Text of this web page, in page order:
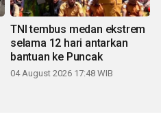
TNI tembus medan ekstrem
selama 12 hari antarkan
bantuan ke Puncak
04 August 2026 17:48 WIB